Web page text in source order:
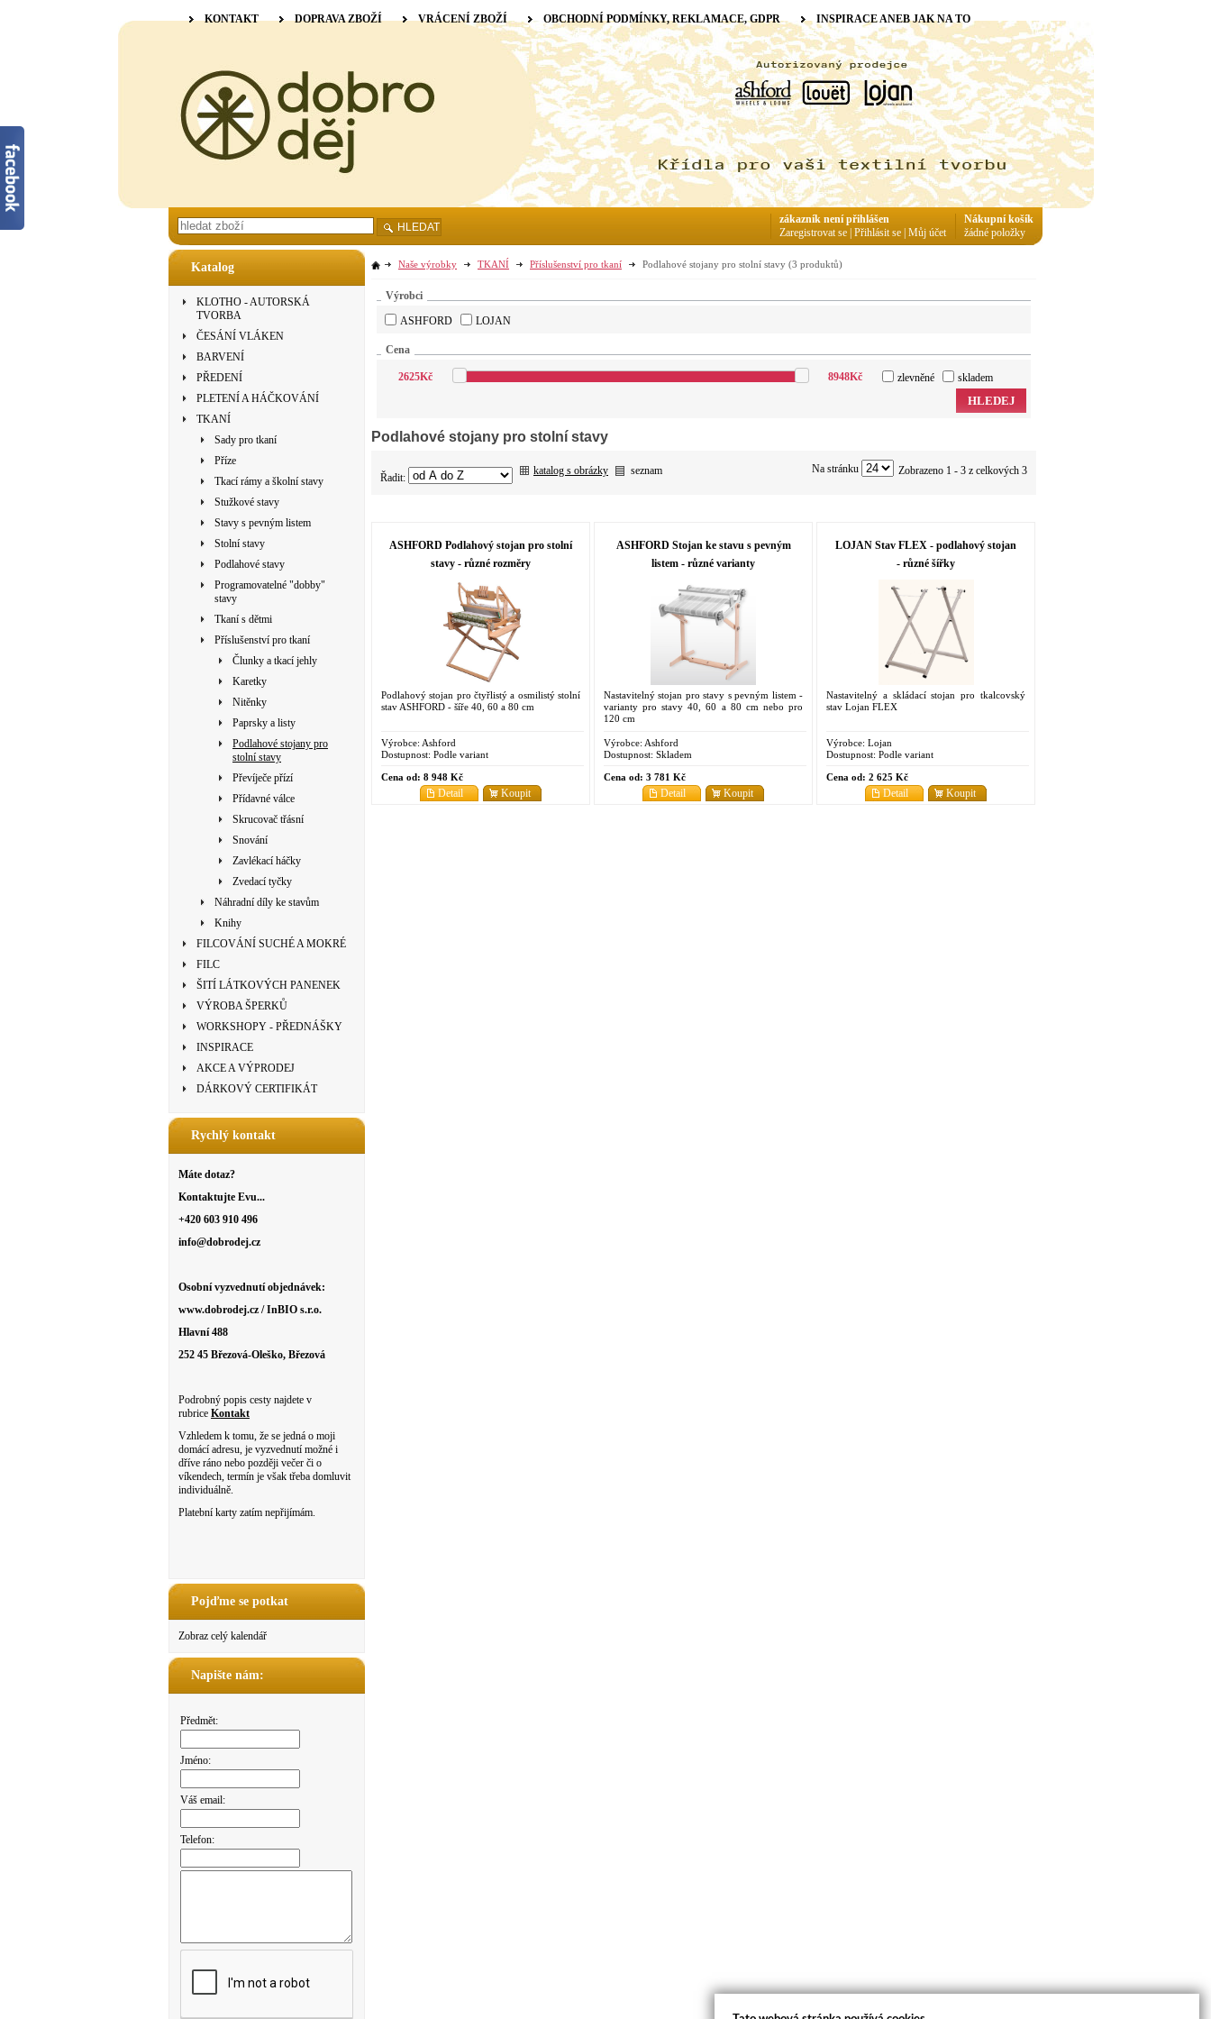
Katalog
KLOTHO - AUTORSKÁ
TVORBA
ČESÁNÍ VLÁKEN
BARVENÍ
PŘEDENÍ
PLETENÍ A HÁČKOVÁNÍ
TKANÍ
Sady pro tkaní
Příze
Tkací rámy a školní stavy
Stužkové stavy
Stavy s pevným listem
Stolní stavy
Podlahové stavy
Programovatelné "dobby"
stavy
Tkaní s dětmi
Příslušenství pro tkaní
Člunky a tkací jehly
Karetky
Nitěnky
Paprsky a listy
Podlahové stojany pro
stolní stavy
Převíječe přízí
Přídavné válce
Skrucovač třásní
Snování
Zavlékací háčky
Zvedací tyčky
Náhradní díly ke stavům
Knihy
FILCOVÁNÍ SUCHÉ A MOKRÉ
FILC
ŠITÍ LÁTKOVÝCH PANENEK
VÝROBA ŠPERKŮ
WORKSHOPY - PŘEDNÁŠKY
INSPIRACE
AKCE A VÝPRODEJ
DÁRKOVÝ CERTIFIKÁT
Rychlý kontakt
Máte dotaz?
Kontaktujte Evu...
+420 603 910 496
info@dobrodej.cz
Osobní vyzvednutí objednávek:
www.dobrodej.cz / InBIO s.r.o.
Hlavní 488
252 45 Březová-Oleško, Březová
Podrobný popis cesty najdete v
rubrice Kontakt
Vzhledem k tomu, že se jedná o moji
domácí adresu, je vyzvednutí možné i
dříve ráno nebo později večer či o
víkendech, termín je však třeba domluvit
individuálně.
Platební karty zatím nepřijímám.
Pojďme se potkat
Zobraz celý kalendář
Napište nám:
Předmět:
Jméno:
Váš email:
Telefon:
Naše výrobky TKANÍ Příslušenství pro tkaní Podlahové stojany pro stolní stavy (3 produktů)
Výrobci
ASHFORD
LOJAN
Cena
2625Kč 8948Kč zlevněné skladem
HLEDEJ
Podlahové stojany pro stolní stavy
Řadit:
katalog s obrázky seznam Zobrazeno 1 - 3 z celkových 3
Na stránku
ASHFORD Podlahový stojan pro stolní
stavy - různé rozměry
Podlahový stojan pro čtyřlistý a osmilistý stolní
stav ASHFORD - šíře 40, 60 a 80 cm
Výrobce: Ashford
Dostupnost: Podle variant
Cena od: 8 948 Kč
Koupit
Detail
ASHFORD Stojan ke stavu s pevným
listem - různé varianty
Nastavitelný stojan pro stavy s pevným listem -
varianty pro stavy 40, 60 a 80 cm nebo pro
120 cm
Výrobce: Ashford
Dostupnost: Skladem
Cena od: 3 781 Kč
Koupit
Detail
LOJAN Stav FLEX - podlahový stojan
- různé šířky
Nastavitelný a skládací stojan pro tkalcovský
stav Lojan FLEX
Výrobce: Lojan
Dostupnost: Podle variant
Cena od: 2 625 Kč
Koupit
Detail
KONTAKT DOPRAVA ZBOŽÍ VRÁCENÍ ZBOŽÍ OBCHODNÍ PODMÍNKY, REKLAMACE, GDPR INSPIRACE ANEB JAK NA TO
HLEDAT
Nákupní košík
žádné položky
zákazník není přihlášen
Zaregistrovat se Přihlásit se Můj účet